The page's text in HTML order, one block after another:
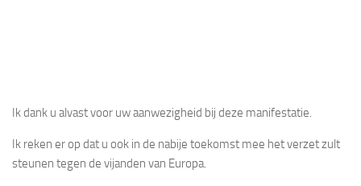
Ik dank u alvast voor uw aanwezigheid bij deze manifestatie.
Ik reken er op dat u ook in de nabije toekomst mee het verzet zult
steunen tegen de vijanden van Europa.